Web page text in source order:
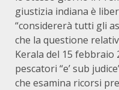
giustizia indiana è
“considererà tutti gli
che la questione
Kerala del 15 febbraio
pescatori “e’ sub
che esamina ricorsi